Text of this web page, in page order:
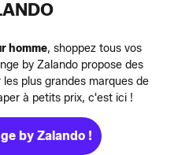
homme, shoppez tous vos
by Zalando propose des
plus grandes marques de
à petits prix, c'est ici !
by Zalando !